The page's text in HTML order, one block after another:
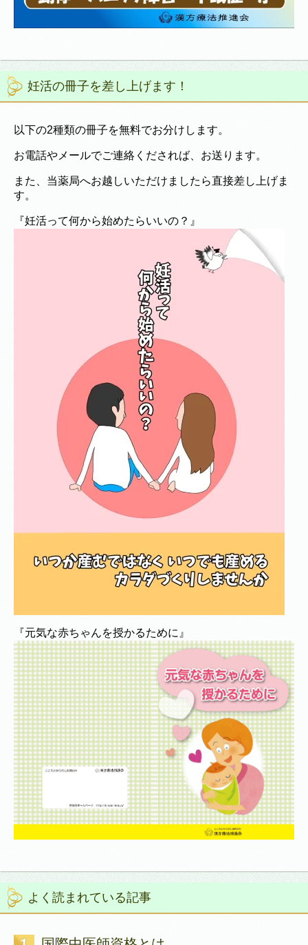
妊活の冊子を差し上げます！
以下の2種類の冊子を無料でお分けします。
お電話やメールでご連絡くだされば、お送ります。
また、当薬局へお越しいただけましたら直接差し上げま
す。
『妊活って何から始めたらいいの？』
『元気な赤ちゃんを授かるために』
よく読まれている記事